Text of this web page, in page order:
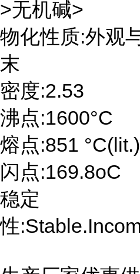
>无机碱>
物化性质:外观
末
密度:2.53
沸点:1600°C
熔点:851 °C(lit.)
闪点:169.8oC
稳定
性